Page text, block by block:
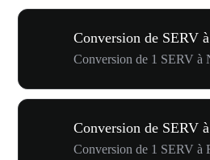
Conversion de SERV
Conversion de 1 SERV à
Conversion de SERV
Conversion de 1 SERV à